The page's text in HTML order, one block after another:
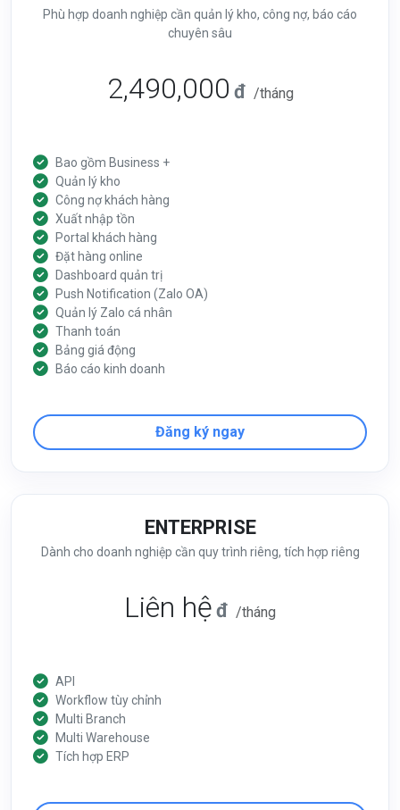
Phù hợp doanh nghiệp cần quản lý kho, công nợ, báo cáo
chuyên sâu
2,490,000 đ /tháng
Bao gồm Business +
Quản lý kho
Công nợ khách hàng
Xuất nhập tồn
Portal khách hàng
Đặt hàng online
Dashboard quản trị
Push Notification (Zalo OA)
Quản lý Zalo cá nhân
Thanh toán
Bảng giá động
Báo cáo kinh doanh
Đăng ký ngay
ENTERPRISE
Dành cho doanh nghiệp cần quy trình riêng, tích hợp riêng
Liên hệ đ /tháng
API
Workflow tùy chỉnh
Multi Branch
Multi Warehouse
Tích hợp ERP